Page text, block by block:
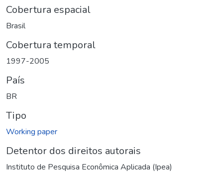
Cobertura espacial
Brasil
Cobertura temporal
1997-2005
País
BR
Tipo
Working paper
Detentor dos direitos autorais
Instituto de Pesquisa Econômica Aplicada (Ipea)